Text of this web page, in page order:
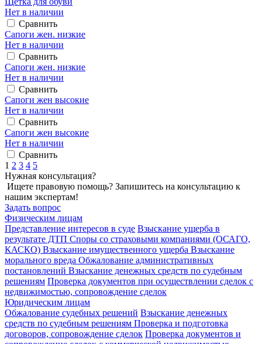
Нет в наличии
Сравнить
Сапоги жен. низкие
Нет в наличии
Сравнить
Сапоги жен. низкие
Нет в наличии
Сравнить
Сапоги жен высокие
Нет в наличии
Сравнить
Сапоги жен высокие
Нет в наличии
Сравнить
1 2 3 4 5
Нужная консультация?
Ищете правовую помощь? Запишитесь на консультацию к
нашим экспертам!
Задать вопрос
Физическим лицам
Представление интересов в суде Взыскание ущерба в
результате ДТП Споры со страховыми компаниями (ОСАГО,
КАСКО) Взыскание имущественного ущерба Взыскание
морального вреда Обжалование административных
постановлений Взыскание денежных средств по судебным
решениям Проверка документов при осуществлении сделок с
недвижимостью, сопровождение сделок
Юридическим лицам
Обжалование судебных решений Взыскание денежных
средств по судебным решениям Проверка и подготовка
договоров, сопровождение сделок Проверка документов и